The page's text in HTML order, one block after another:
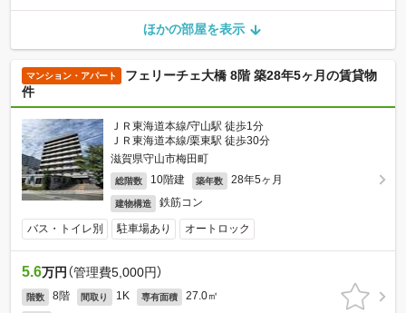
ほかの部屋を表示
マンション・アパート
フェリーチェ大橋 8階 築28年5ヶ月の賃貸物
件
ＪＲ東海道本線/守山駅 徒歩1分
ＪＲ東海道本線/栗東駅 徒歩30分
滋賀県守山市梅田町
総階数 10階建 築年数 28年5ヶ月
建物構造 鉄筋コン
バス・トイレ別 駐車場あり オートロック
5.6万円 （管理費5,000円）
階数 8階 間取り 1K 専有面積 27.0㎡